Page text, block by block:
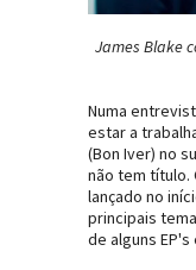
James Blake
Numa
estar a
(Bon Iver) no
não tem título.
lançado no
principais
de alguns